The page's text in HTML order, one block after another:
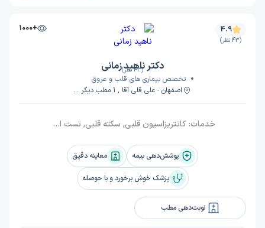
(43 نظر)
+1000 4.9
(43 نظر)
دکتر ناهید زمانی
تخصص بیماری های قلب و عروق
اصفهان - علی قلی آقا , 1 مطب دیگر ...
خدمات: کاتتریزاسیون قلبی, سکته قلبی, تست استرس کامپیوتری, اکوکاردیوگرافی (اکوی قلب), اکوکاردیوگرافی کودکان (اکوی قلب کودکان), آنژیوگرافی عروق کرونر, حمله قلبی, نارسایی‌ قلبی, دریچه آیورت, هیپرکلسترولمی, سی تی آنژیوگرافی, نقص سپتوم دهلیزی, روماتیسم قلبی, آریتمی قلب, نوار قلبی, درد قفسه سینه (آنژین), تنگی دریچه آیورت, تصلب شرایین (آترواسکلروز), التهاب عروق خونی (واسکولیت), تپش قلب بالا (تاکی کاردی), اسپاسم قلب, آمبولی پا, آمبولی قلب
پوشش‌دهی بیمه معاینه دقیق
پزشک خوش برخورد و با حوصله
نوبت‌دهی مطب